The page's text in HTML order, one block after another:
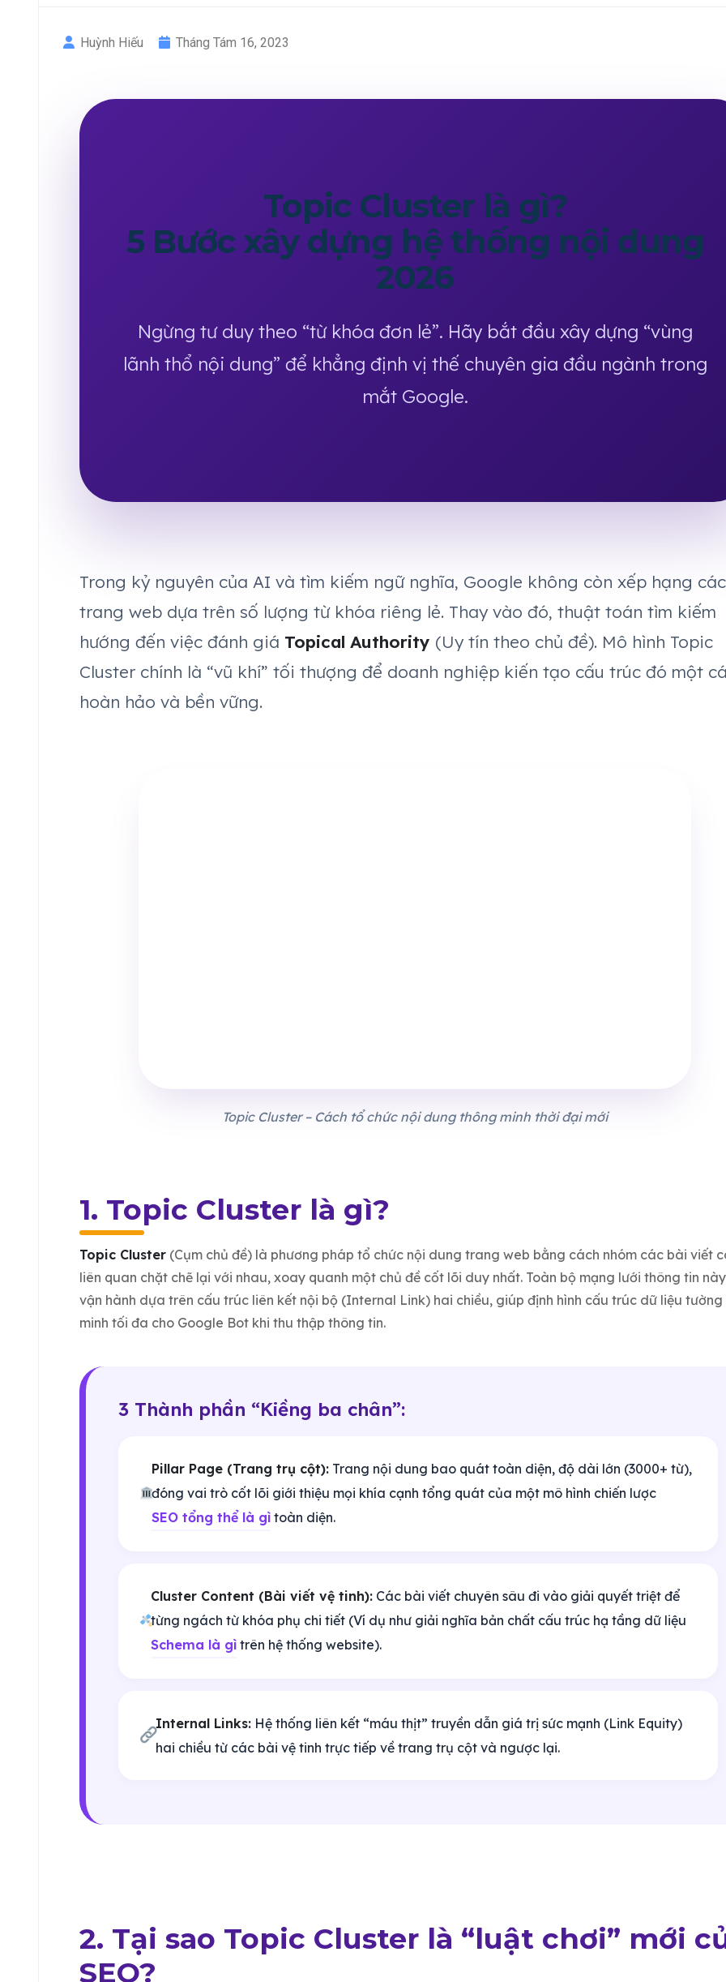
Huỳnh Hiếu Tháng Tám 16, 2023
Topic Cluster là gì?
5 Bước xây dựng hệ thống nội dung
2026
Ngừng tư duy theo “từ khóa đơn lẻ”. Hãy bắt đầu xây dựng “vùng
lãnh thổ nội dung” để khẳng định vị thế chuyên gia đầu ngành trong
mắt Google.
Trong kỷ nguyên của AI và tìm kiếm ngữ nghĩa, Google không còn xếp hạng các
trang web dựa trên số lượng từ khóa riêng lẻ. Thay vào đó, thuật toán tìm kiếm
hướng đến việc đánh giá Topical Authority (Uy tín theo chủ đề). Mô hình Topic
Cluster chính là “vũ khí” tối thượng để doanh nghiệp kiến tạo cấu trúc đó một
hoàn hảo và bền vững.
Topic Cluster – Cách tổ chức nội dung thông minh thời đại mới
1. Topic Cluster là gì?
Topic Cluster (Cụm chủ đề) là phương pháp tổ chức nội dung trang web bằng cách nhóm các bài viết
liên quan chặt chẽ lại với nhau, xoay quanh một chủ đề cốt lõi duy nhất. Toàn bộ mạng lưới thông tin này
vận hành dựa trên cấu trúc liên kết nội bộ (Internal Link) hai chiều, giúp định hình cấu trúc dữ liệu tường
minh tối đa cho Google Bot khi thu thập thông tin.
3 Thành phần “Kiềng ba chân”:
Pillar Page (Trang trụ cột): Trang nội dung bao quát toàn diện, độ dài lớn (3000+ từ),
đóng vai trò cốt lõi giới thiệu mọi khía cạnh tổng quát của một mô hình chiến lược
SEO tổng thể là gì toàn diện.
Cluster Content (Bài viết vệ tinh): Các bài viết chuyên sâu đi vào giải quyết triệt để
từng ngách từ khóa phụ chi tiết (Ví dụ như giải nghĩa bản chất cấu trúc hạ tầng dữ liệu
Schema là gì trên hệ thống website).
Internal Links: Hệ thống liên kết “máu thịt” truyền dẫn giá trị sức mạnh (Link Equity)
hai chiều từ các bài vệ tinh trực tiếp về trang trụ cột và ngược lại.
2. Tại sao Topic Cluster là “luật chơi” mới
SEO?